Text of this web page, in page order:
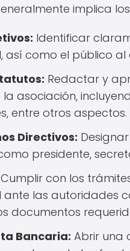
implica
Identificar
así como el público al
Redactar y
asociación,
entre otros aspectos.
Directivos:
presidente,
Cumplir con los
las autoridades
documentos
Bancaria: Abrir una